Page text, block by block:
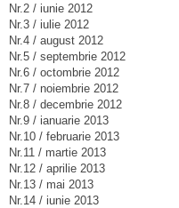
Nr.2 / iunie 2012
Nr.3 / iulie 2012
Nr.4 / august 2012
Nr.5 / septembrie 2012
Nr.6 / octombrie 2012
Nr.7 / noiembrie 2012
Nr.8 / decembrie 2012
Nr.9 / ianuarie 2013
Nr.10 / februarie 2013
Nr.11 / martie 2013
Nr.12 / aprilie 2013
Nr.13 / mai 2013
Nr.14 / iunie 2013